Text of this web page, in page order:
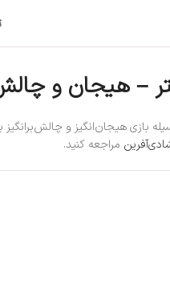
ایمن، یه وسیله بازی هیجان‌انگیز و
مراجعه کنید.